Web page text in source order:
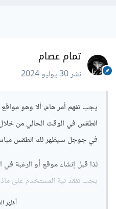
تمام عصام
نشر30 يوليو 2024
يجب تفهم أمر هام، ألا وهو
الطقس في الوقت الحالي من
في جوجل سيظهر لك الطقس
لذا قبل إنشاء موقع أو الرغبة
يجب تفقد نية المستخدم على
تظهر له؟ وما مدى صعوبة
أظهر